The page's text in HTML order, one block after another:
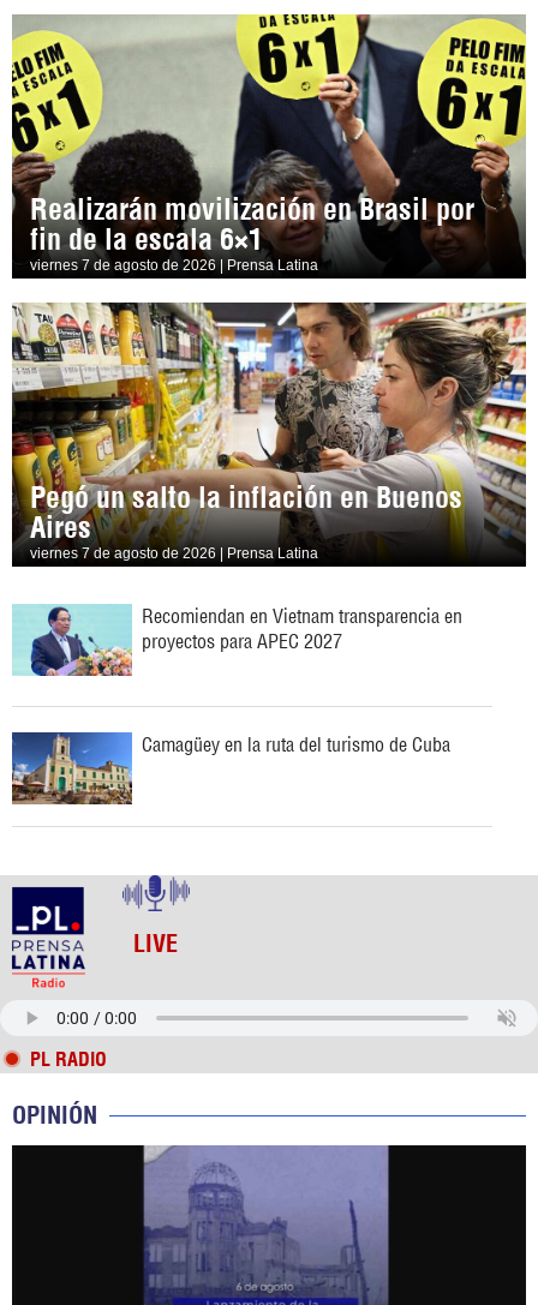
Realizarán movilización en Brasil por
fin de la escala 6×1
viernes 7 de agosto de 2026 | Prensa Latina
Pegó un salto la inflación en Buenos
Aires
viernes 7 de agosto de 2026 | Prensa Latina
Recomiendan en Vietnam transparencia en
proyectos para APEC 2027
Camagüey en la ruta del turismo de Cuba
LIVE
PL RADIO
OPINIÓN